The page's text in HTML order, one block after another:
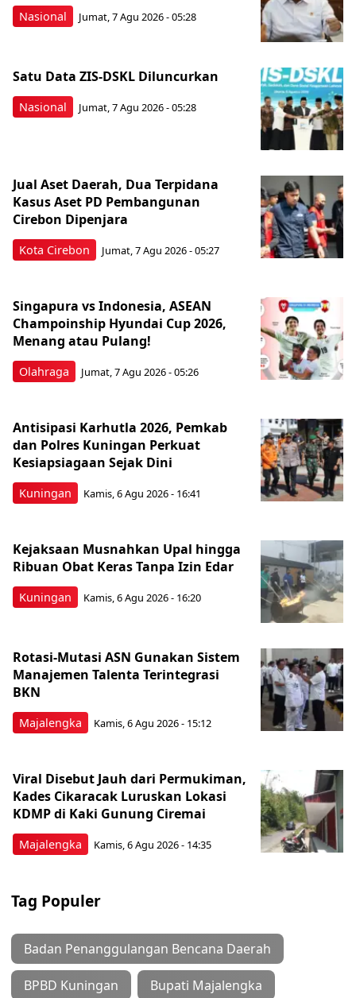
Nasional Jumat, 7 Agu 2026 - 05:28
Nasional
Satu Data ZIS-DSKL Diluncurkan
Jumat, 7 Agu 2026 - 05:28
Kota Cirebon
Jual Aset Daerah, Dua Terpidana
Kasus Aset PD Pembangunan
Cirebon Dipenjara
Jumat, 7 Agu 2026 - 05:27
Olahraga
Singapura vs Indonesia, ASEAN
Champoinship Hyundai Cup 2026,
Menang atau Pulang!
Jumat, 7 Agu 2026 - 05:26
Kuningan
Antisipasi Karhutla 2026, Pemkab
dan Polres Kuningan Perkuat
Kesiapsiagaan Sejak Dini
Kamis, 6 Agu 2026 - 16:41
Kuningan
Kejaksaan Musnahkan Upal hingga
Ribuan Obat Keras Tanpa Izin Edar
Kamis, 6 Agu 2026 - 16:20
Majalengka
Rotasi-Mutasi ASN Gunakan Sistem
Manajemen Talenta Terintegrasi
BKN
Kamis, 6 Agu 2026 - 15:12
Majalengka
Viral Disebut Jauh dari Permukiman,
Kades Cikaracak Luruskan Lokasi
KDMP di Kaki Gunung Ciremai
Kamis, 6 Agu 2026 - 14:35
Tag Populer
Badan Penanggulangan Bencana Daerah
BPBD Kuningan Bupati Majalengka